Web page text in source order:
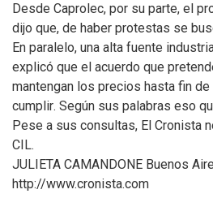
Desde Caprolec, por su parte, el
dijo que, de haber protestas se
En paralelo, una alta fuente
explicó que el acuerdo que
mantengan los precios hasta fin de
cumplir. Según sus palabras eso
Pese a sus consultas, El Cronista
CIL.
JULIETA CAMANDONE Buenos
http://www.cronista.com